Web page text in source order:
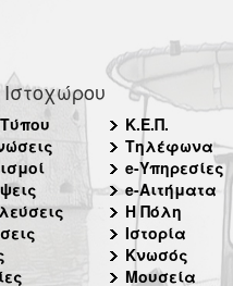
Κ.Ε.Π.
Τηλέφωνα
e-Υπηρεσίες
e-Αιτήματα
Η Πόλη
Ιστορία
Κνωσός
Μουσεία